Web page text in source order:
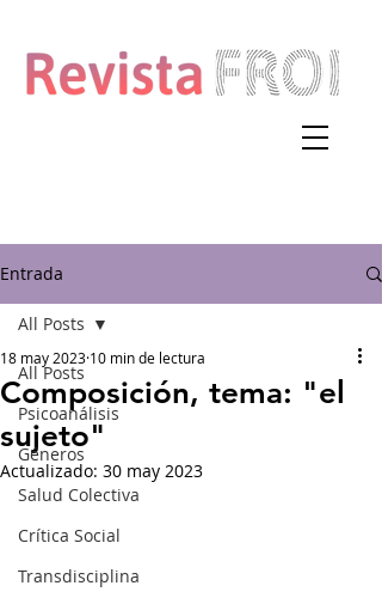
Entrada
All Posts
Psicoanálisis
Géneros
Salud Colectiva
Crítica Social
Transdisciplina
All Posts
Composición, tema: "el
sujeto"
18 may 2023 10 min de lectura
Actualizado: 30 may 2023